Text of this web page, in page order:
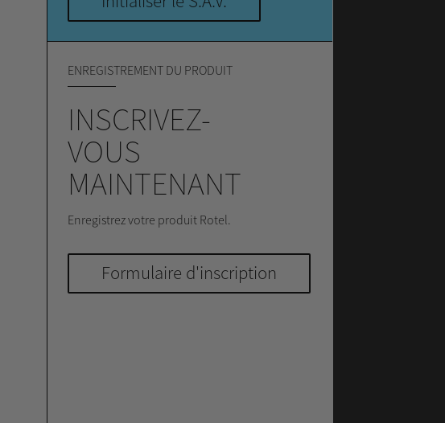
ENREGISTREMENT DU PRODUIT
INSCRIVEZ-
VOUS
MAINTENANT
Enregistrez votre produit Rotel.
Formulaire d'inscription